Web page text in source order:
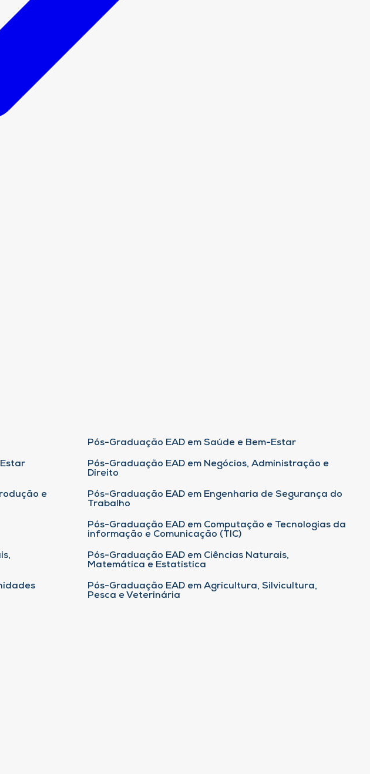
Pós-Graduação EAD em Saúde e Bem-Estar
Pós-Graduação EAD em Negócios, Administração e
Direito
e
Pós-Graduação EAD em Engenharia de Segurança do
Trabalho
Pós-Graduação EAD em Computação e Tecnologias da
informação e Comunicação (TIC)
Pós-Graduação EAD em Ciências Naturais,
Matemática e Estatística
Pós-Graduação EAD em Agricultura, Silvicultura,
Pesca e Veterinária